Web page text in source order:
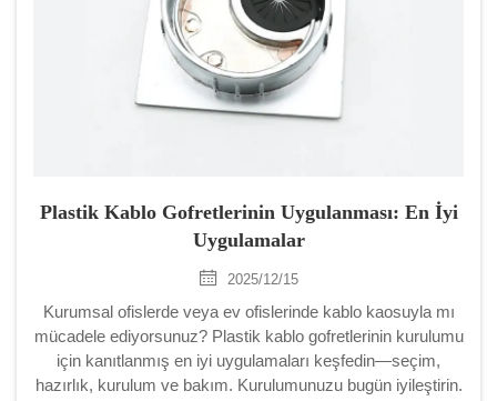
Plastik Kablo Gofretlerinin Uygulanması: En İyi
Uygulamalar
2025/12/15
Kurumsal ofislerde veya ev ofislerinde kablo kaosuyla mı
mücadele ediyorsunuz? Plastik kablo gofretlerinin kurulumu
için kanıtlanmış en iyi uygulamaları keşfedin—seçim,
hazırlık, kurulum ve bakım. Kurulumunuzu bugün iyileştirin.